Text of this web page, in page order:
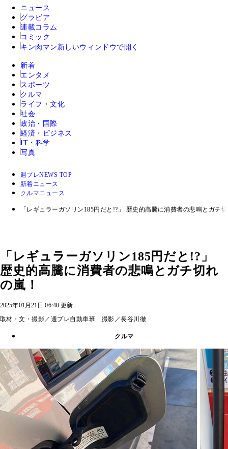
ニュース
グラビア
連載コラム
コミック
キン肉マン 新しいウィンドウで開く
新着
エンタメ
スポーツ
クルマ
ライフ・文化
社会
政治・国際
経済・ビジネス
IT・科学
写真
週プレNEWS TOP
新着ニュース
クルマニュース
「レギュラーガソリン185円だと!?」 歴史的高騰に消費者の悲鳴とガチ
「レギュラーガソリン185円だと!?」
歴史的高騰に消費者の悲鳴とガチ切れ
の嵐！
2025年01月21日 06:40 更新
取材・文・撮影／週プレ自動車班 撮影／長谷川徹
クルマ